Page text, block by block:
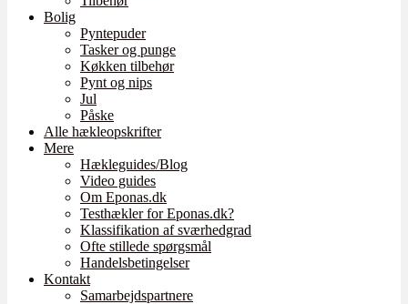
Bolig
Pyntepuder
Tasker og punge
Køkken tilbehør
Pynt og nips
Jul
Påske
Alle hækleopskrifter
Mere
Hækleguides/Blog
Video guides
Om Eponas.dk
Testhækler for Eponas.dk?
Klassifikation af sværhedgrad
Ofte stillede spørgsmål
Handelsbetingelser
Kontakt
Samarbejdspartnere